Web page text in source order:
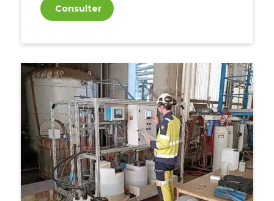
Consulter